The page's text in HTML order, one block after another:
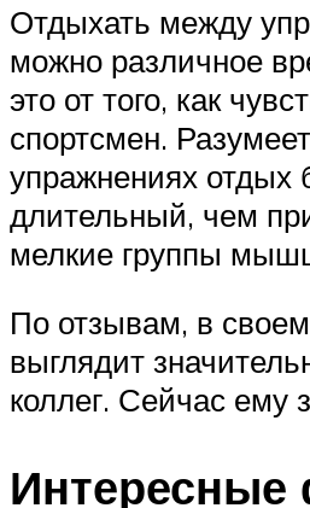
Отдыхать между
можно различное
это от того, как
спортсмен.
упражнениях отдых
длительный, чем
мелкие группы
По отзывам, в
выглядит
коллег. Сейчас ему
Интересные